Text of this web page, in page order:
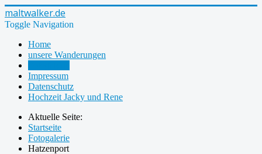
maltwalker.de
Toggle Navigation
Home
unsere Wanderungen
Impressum
Datenschutz
Hochzeit Jacky und Rene
Aktuelle Seite:
Startseite
Fotogalerie
Hatzenport